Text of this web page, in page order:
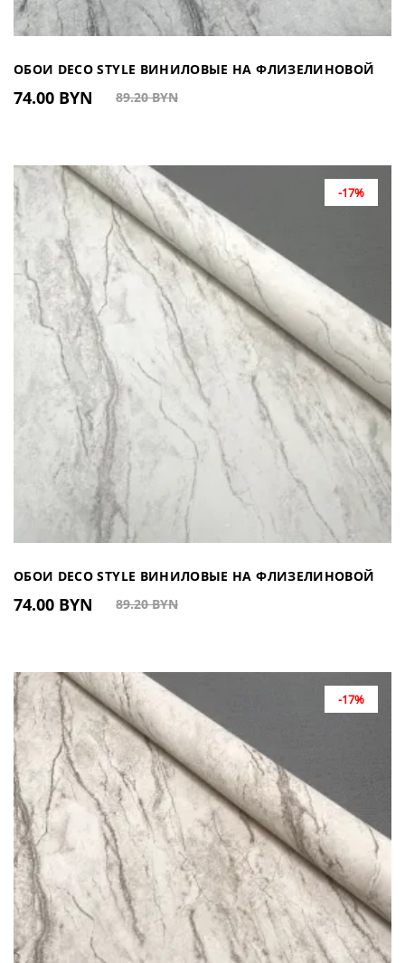
ОБОИ DECO STYLE ВИНИЛОВЫЕ НА ФЛИЗЕЛИНОВОЙ
ОСНОВЕ 660205 (КИТАЙ)
74.00 BYN 89.20 BYN
-17%
ОБОИ DECO STYLE ВИНИЛОВЫЕ НА ФЛИЗЕЛИНОВОЙ
ОСНОВЕ 660207 (КИТАЙ)
74.00 BYN 89.20 BYN
-17%